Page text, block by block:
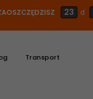
23 d
Transport